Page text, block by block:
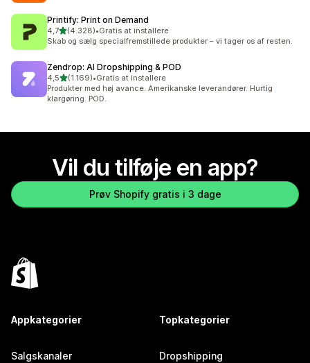
Printify: Print on Demand
4,7ud af 5 stjerner
(4.328)
4328 anmeldelser i alt
•Gratis at installere
Skab og sælg specialfremstillede produkter – vi tager os af resten.
Zendrop: AI Dropshipping & POD
4,5ud af 5 stjerner
(1.169)
1169 anmeldelser i alt
•Gratis at installere
Produkter med høj avance. Amerikanske leverandører. Hurtig
klargøring. POD.
Vil du tilføje en app?
Prøv Shopify gratis i 3 dage
Appkategorier
Salgskanaler
Topkategorier
Dropshipping